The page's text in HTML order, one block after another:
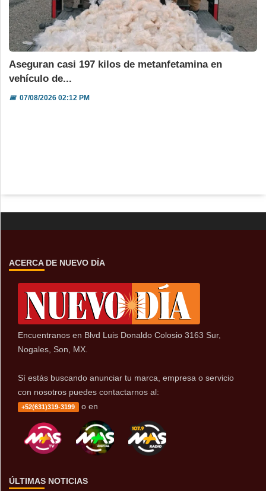
Aseguran casi 197 kilos de metanfetamina en
vehículo de...
📅07/08/2026 02:12 PM
ACERCA DE NUEVO DÍA
Encuentranos en Blvd Luis Donaldo Colosio 3163 Sur,
Nogales, Son, MX.
Sí estás buscando anunciar tu marca, empresa o servicio
con nosotros puedes contactarnos al:
+52(631)319-3199 o en
ÚLTIMAS NOTICIAS